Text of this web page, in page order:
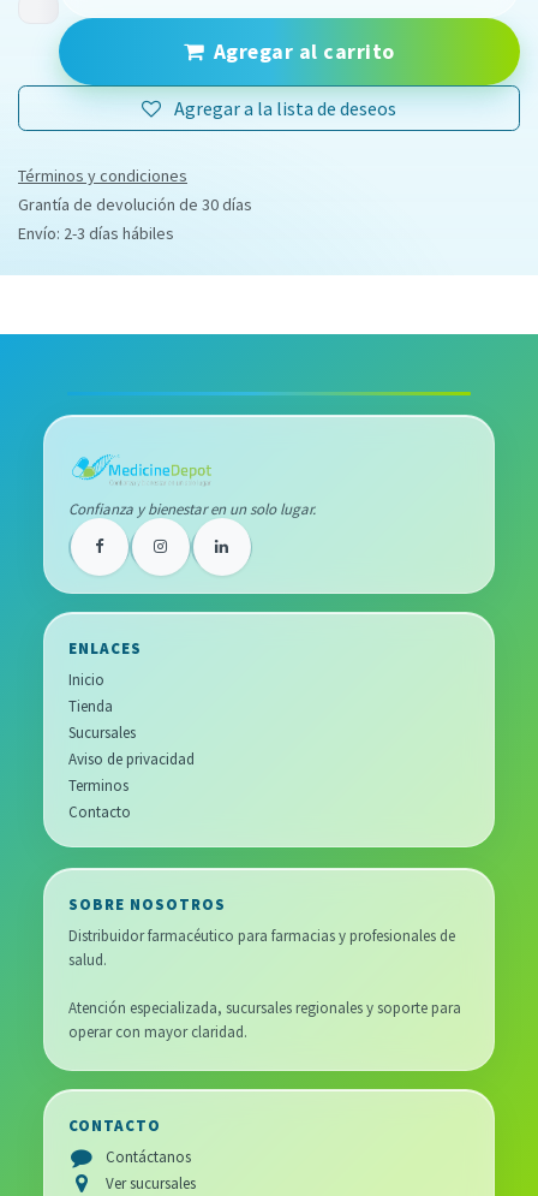
Agregar al carrito
Agregar a la lista de deseos
Términos y condiciones
Grantía de devolución de 30 días
Envío: 2-3 días hábiles
Confianza y bienestar en un solo lugar.
ENLACES
Inicio
Tienda
Sucursales
Aviso de privacidad
Terminos
Contacto
SOBRE NOSOTROS
Distribuidor farmacéutico para farmacias y profesionales de
salud.
Atención especializada, sucursales regionales y soporte para
operar con mayor claridad.
CONTACTO
Contáctanos
Ver sucursales